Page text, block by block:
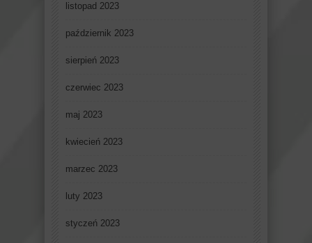
listopad 2023
październik 2023
sierpień 2023
czerwiec 2023
maj 2023
kwiecień 2023
marzec 2023
luty 2023
styczeń 2023